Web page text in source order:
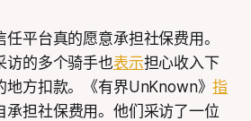
平台真的愿意承担社保费用。
访的多个骑手也表示担心收入下
地方扣款。《有界UnKnown》指
承担社保费用。他们采访了一位